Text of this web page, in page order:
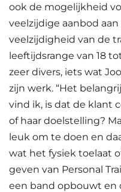
ook de mogelijkheid
veelzijdige aanbod
veelzijdigheid van de
leeftijdsrange van 18
zeer divers, iets wat
zijn werk. “Het
vind ik, is dat de klant
of haar doelstelling?
leuk om te doen en
wat het fysiek toelaat
geven van Personal
een band opbouwt en